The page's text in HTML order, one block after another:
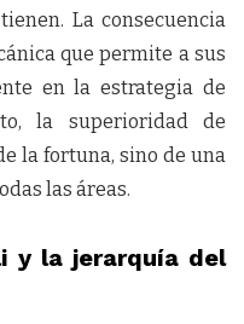
La consecuencia
que permite a sus
en la estrategia de
la superioridad de
la fortuna, sino de una
las áreas.
y la jerarquía del